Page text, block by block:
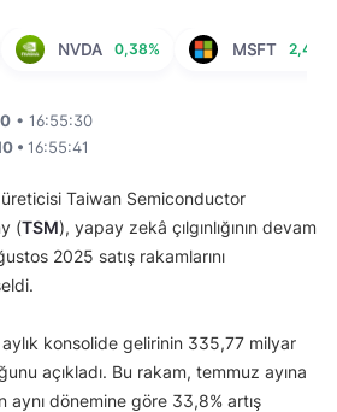
NVDA 0,38% MSFT 2,44%
• 16:55:30
• 16:55:41
Taiwan Semiconductor
(TSM), yapay zekâ çılgınlığının devam
2025 satış rakamlarını
konsolide gelirinin 335,77 milyar
açıkladı. Bu rakam, temmuz ayına
aynı dönemine göre 33,8% artış